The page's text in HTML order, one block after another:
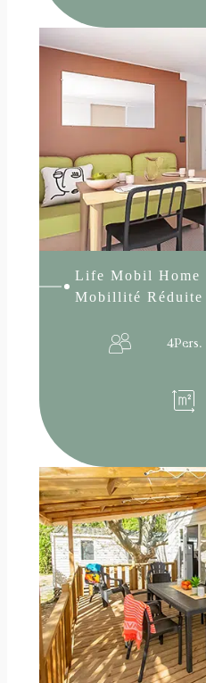
Life Mobil Home
Mobillité Réduite
4Pers.
Lire la suite
LIFE
Mobil
Home
Personne
à
Mobillité
Réduite
Lire la suite:
Mobil
home
Cosy
32m²